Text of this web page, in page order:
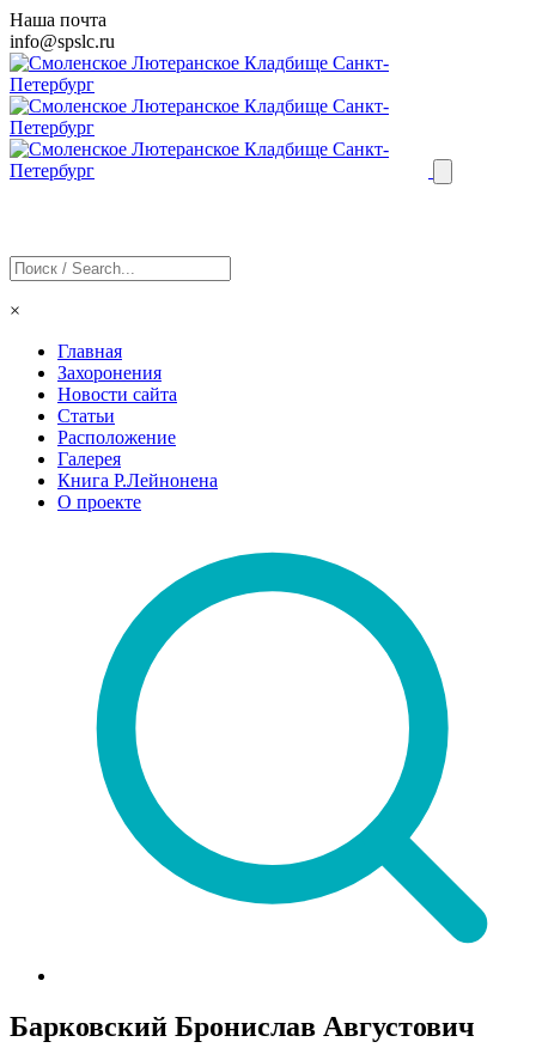
Наша почта
info@spslc.ru
×
Главная
Захоронения
Новости сайта
Статьи
Расположение
Галерея
Книга Р.Лейнонена
О проекте
Барковский Бронислав Августович